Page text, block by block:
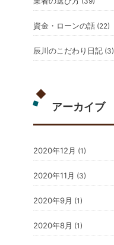
資金・ローンの話 (22)
辰川のこだわり日記 (3)
アーカイブ
2020年12月 (1)
2020年11月 (3)
2020年9月 (1)
2020年8月 (1)